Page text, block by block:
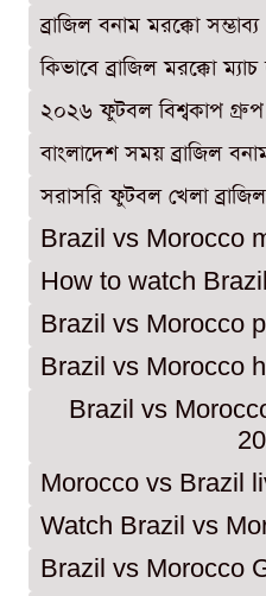
ব্রাজিল বনাম মরক্কো
কিভাবে ব্রাজিল মরক্কো
২০২৬ ফুটবল বিশ্বকাপ
বাংলাদেশ সময় ব্রাজিল
সরাসরি ফুটবল খেলা
Brazil vs Morocco
How to watch
Brazil vs Morocco
Brazil vs Morocco
Brazil vs
Morocco vs Brazil
Watch Brazil vs
Brazil vs Morocco